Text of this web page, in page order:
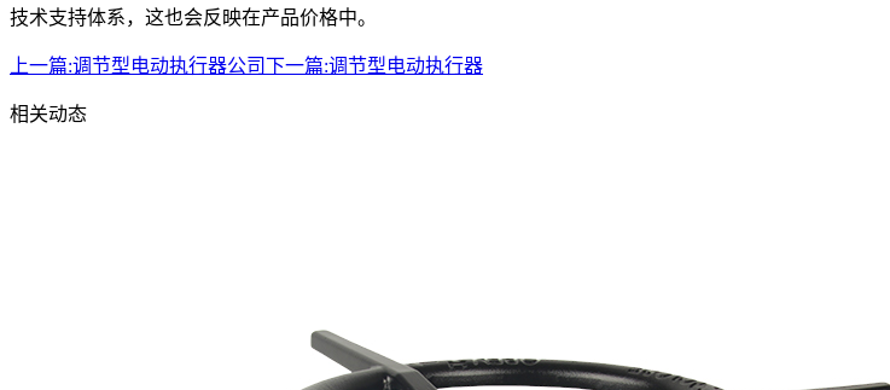
技术支持体系，这也会反映在产品价格中。
上一篇:调节型电动执行器公司下一篇:调节型电动执行器
相关动态